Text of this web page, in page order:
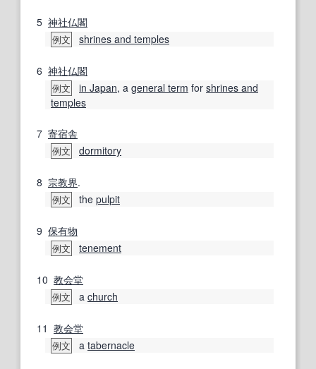
5 神社仏閣
例文 shrines and temples
6 神社仏閣
例文 in Japan, a general term for shrines and
temples
7 寄宿舎
例文 dormitory
8 宗教界.
例文 the pulpit
9 保有物
例文 tenement
10 教会堂
例文 a church
11 教会堂
例文 a tabernacle